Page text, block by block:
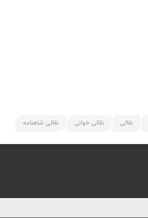
نقالی نقالی خوانی نقالی شاهنامه